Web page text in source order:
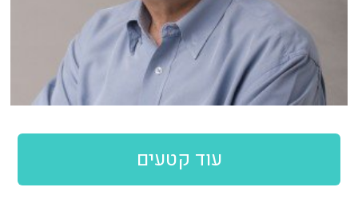
עוד קטעים